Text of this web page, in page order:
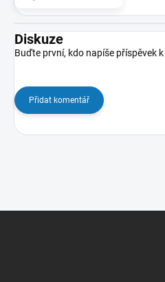
Diskuze
Buďte první, kdo napíše příspěvek
Přidat komentář